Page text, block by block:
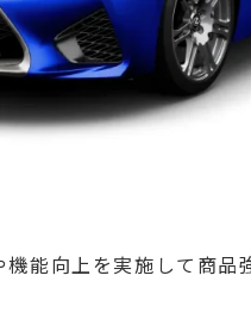
能向上を実施して商品